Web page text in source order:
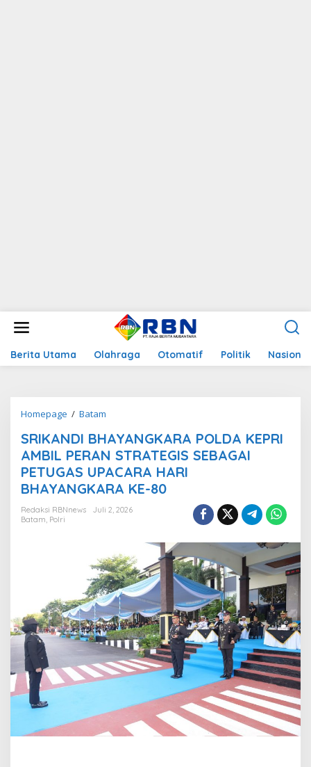
t
Berita Utama Olahraga Otomatif Politik Nasional
Homepage / Batam
I
K
A
N
D
B
A
N
G
K
A
R
A
P
O
L
K
P
SRIKANDI BHAYANGKARA POLDA KEPRI
AMBIL PERAN STRATEGIS SEBAGAI
PETUGAS UPACARA HARI
BHAYANGKARA KE-80
Redaksi RBNnews
Juli 2, 2026
Batam, Polri